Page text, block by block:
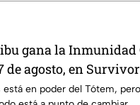
gana la Inmunidad
de agosto, en
en Llamas?
está en poder del Tótem,